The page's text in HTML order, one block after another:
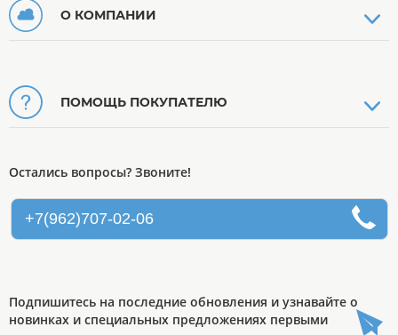
О КОМПАНИИ
ПОМОЩЬ ПОКУПАТЕЛЮ
Остались вопросы? Звоните!
+7(962)707-02-06
Подпишитесь на последние обновления и узнавайте о
новинках и специальных предложениях первыми